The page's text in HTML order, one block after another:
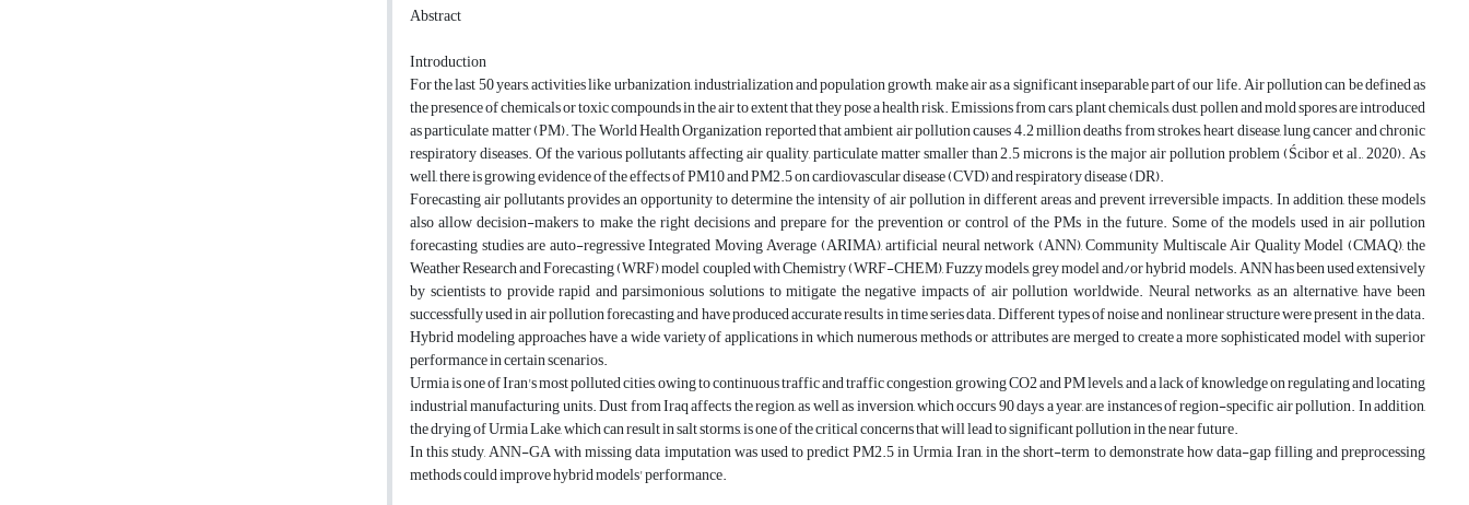
Abstract
Introduction
For the last 50 years, activities like urbanization, industrialization and population growth, make air as a significant inseparable part of our life. Air pollution can be defined as
the presence of chemicals or toxic compounds in the air to extent that they pose a health risk. Emissions from cars, plant chemicals, dust, pollen and mold spores are introduced
as particulate matter (PM). The World Health Organization reported that ambient air pollution causes 4.2 million deaths from strokes, heart disease, lung cancer and chronic
respiratory diseases. Of the various pollutants affecting air quality, particulate matter smaller than 2.5 microns is the major air pollution problem (Ścibor et al., 2020). As
well, there is growing evidence of the effects of PM10 and PM2.5 on cardiovascular disease (CVD) and respiratory disease (DR).
Forecasting air pollutants provides an opportunity to determine the intensity of air pollution in different areas and prevent irreversible impacts. In addition, these models
also allow decision-makers to make the right decisions and prepare for the prevention or control of the PMs in the future. Some of the models used in air pollution
forecasting studies are auto-regressive Integrated Moving Average (ARIMA), artificial neural network (ANN), Community Multiscale Air Quality Model (CMAQ), the
Weather Research and Forecasting (WRF) model coupled with Chemistry (WRF-CHEM), Fuzzy models, grey model and/or hybrid models. ANN has been used extensively
by scientists to provide rapid and parsimonious solutions to mitigate the negative impacts of air pollution worldwide. Neural networks, as an alternative, have been
successfully used in air pollution forecasting and have produced accurate results in time series data. Different types of noise and nonlinear structure were present in the data.
Hybrid modeling approaches have a wide variety of applications in which numerous methods or attributes are merged to create a more sophisticated model with superior
performance in certain scenarios.
Urmia is one of Iran's most polluted cities, owing to continuous traffic and traffic congestion, growing CO2 and PM levels, and a lack of knowledge on regulating and locating
industrial manufacturing units. Dust from Iraq affects the region, as well as inversion, which occurs 90 days a year, are instances of region-specific air pollution. In addition,
the drying of Urmia Lake, which can result in salt storms, is one of the critical concerns that will lead to significant pollution in the near future.
In this study, ANN-GA with missing data imputation was used to predict PM2.5 in Urmia, Iran, in the short-term to demonstrate how data-gap filling and preprocessing
methods could improve hybrid models' performance.